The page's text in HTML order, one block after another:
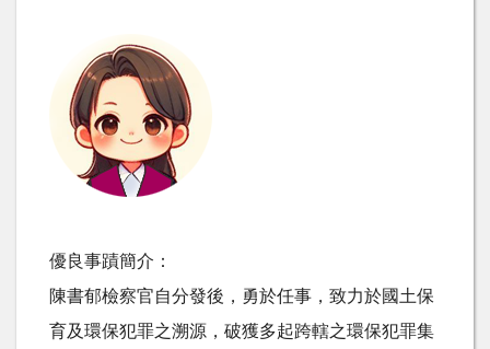
優良事蹟簡介：
陳書郁檢察官自分發後，勇於任事，致力於國土保
育及環保犯罪之溯源，破獲多起跨轄之環保犯罪集